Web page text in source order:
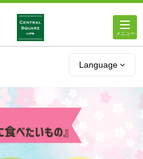
Language
報
インストア